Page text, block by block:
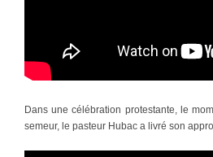
Dans une célébration protestante, le
semeur, le pasteur Hubac a livré son